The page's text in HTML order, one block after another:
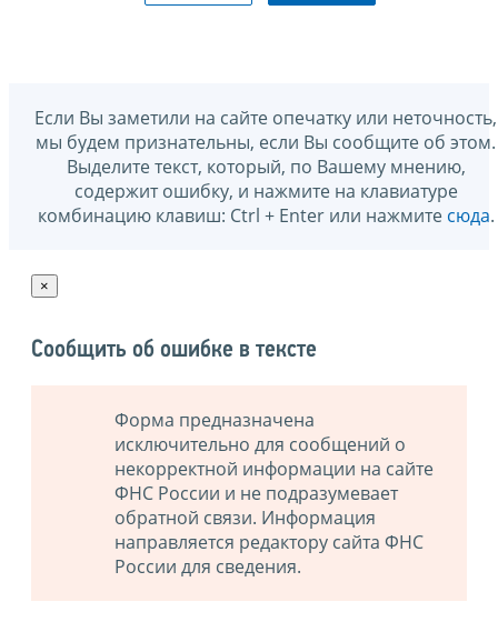
Если Вы заметили на сайте опечатку или неточность,
мы будем признательны, если Вы сообщите об этом.
Выделите текст, который, по Вашему мнению,
содержит ошибку, и нажмите на клавиатуре
комбинацию клавиш: Ctrl + Enter или нажмите сюда.
×
Сообщить об ошибке в тексте
Форма предназначена
исключительно для сообщений о
некорректной информации на сайте
ФНС России и не подразумевает
обратной связи. Информация
направляется редактору сайта ФНС
России для сведения.